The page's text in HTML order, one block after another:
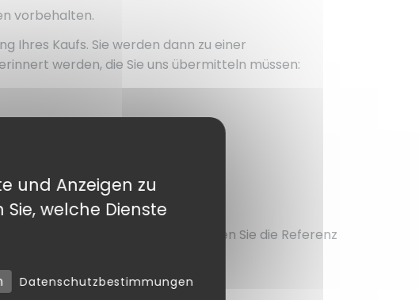
vorbehalten.
Ihres Kaufs. Sie werden dann zu einer
werden, die Sie uns übermitteln müssen:
Material enthält. Verwenden Sie die Referenz
benötige?
und Anzeigen zu
welche Dienste
Datenschutzbestimmungen